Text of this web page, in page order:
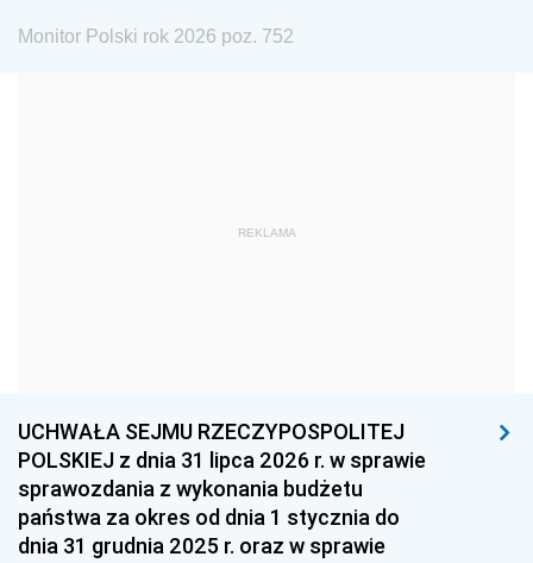
1975 1974
1959
1939 1938 1937
1936 1930
Monitor Polski rok 2026 poz. 752
REKLAMA
UCHWAŁA SEJMU RZECZYPOSPOLITEJ
POLSKIEJ z dnia 31 lipca 2026 r. w sprawie
sprawozdania z wykonania budżetu
państwa za okres od dnia 1 stycznia do
dnia 31 grudnia 2025 r. oraz w sprawie